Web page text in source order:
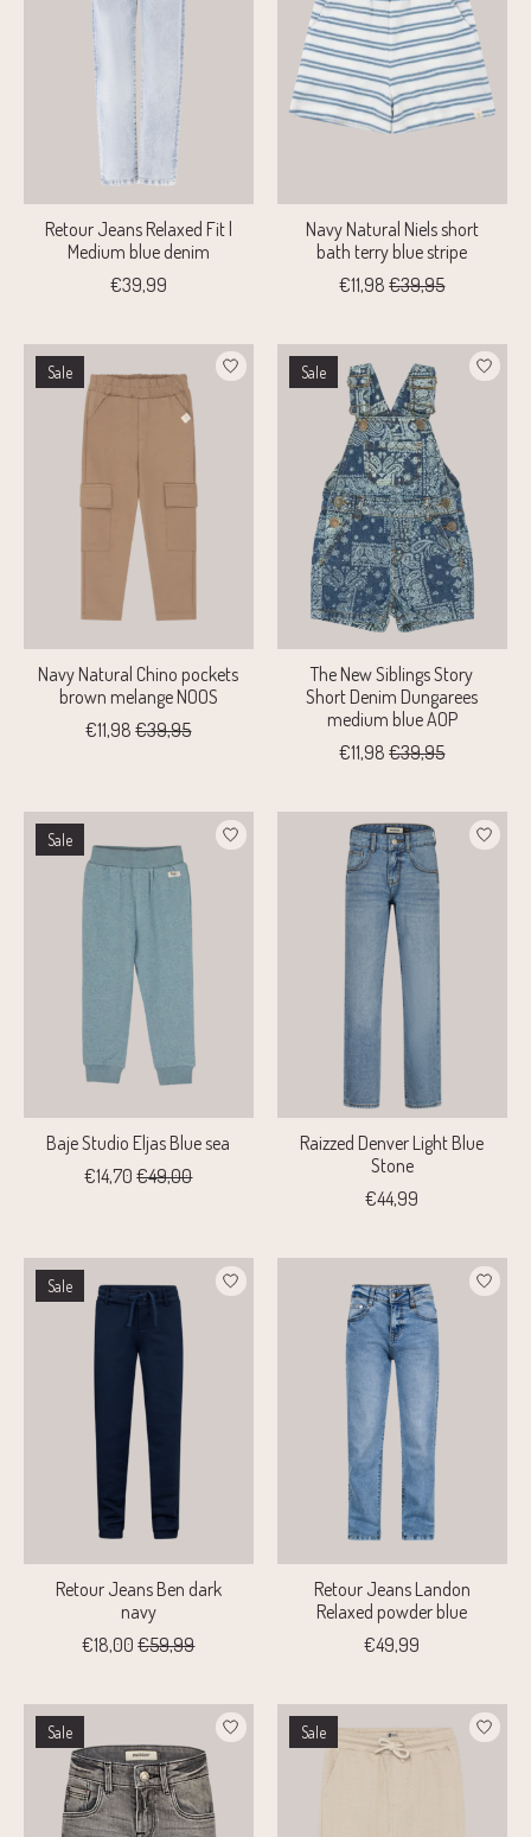
Retour Jeans Relaxed Fit |
Medium blue denim
€39,99
Navy Natural Niels short
bath terry blue stripe
€11,98 €39,95
Sale
Navy Natural Chino pockets
brown melange NOOS
€11,98 €39,95
Sale
The New Siblings Story
Short Denim Dungarees
medium blue AOP
€11,98 €39,95
Sale
Baje Studio Eljas Blue sea
€14,70 €49,00
Raizzed Denver Light Blue
Stone
€44,99
Sale
Retour Jeans Ben dark
navy
€18,00 €59,99
Retour Jeans Landon
Relaxed powder blue
€49,99
Sale Sale